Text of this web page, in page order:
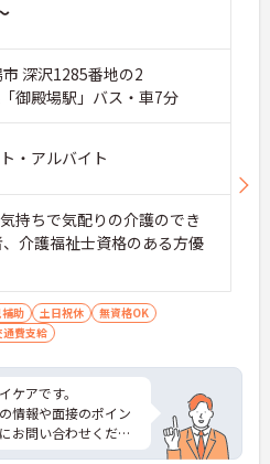
深沢1285番地の2
御殿場駅」バス・車7分
・アルバイト
持ちで気配りの介護のでき
介護福祉士資格のある方優
助 土日祝休
無資格OK
通費支給
ケアです。
情報や面接のポイン
お問い合わせくださ